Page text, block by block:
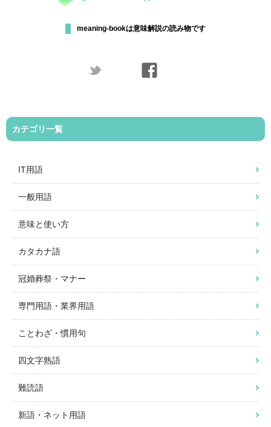
meaning-bookは意味解説の読み物です
カテゴリ一覧
IT用語
一般用語
意味と使い方
カタカナ語
冠婚葬祭・マナー
専門用語・業界用語
ことわざ・慣用句
四文字熟語
難読語
新語・ネット用語